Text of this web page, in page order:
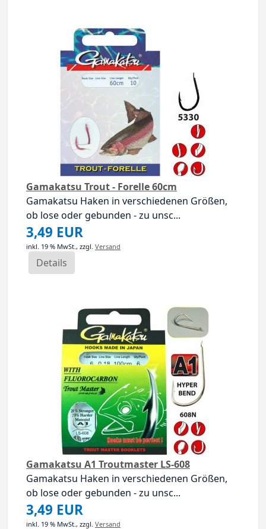
Gamakatsu Trout - Forelle 60cm
Gamakatsu Haken in verschiedenen Größen,
ob lose oder gebunden - zu unsc...
3,49 EUR
inkl. 19 % MwSt., zzgl. Versand
Details
Gamakatsu A1 Troutmaster LS-608
Gamakatsu Haken in verschiedenen Größen,
ob lose oder gebunden - zu unsc...
3,49 EUR
inkl. 19 % MwSt., zzgl. Versand